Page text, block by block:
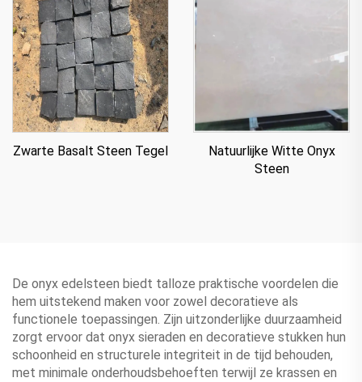
Zwarte Basalt Steen Tegel
Natuurlijke Witte Onyx
Steen
De onyx edelsteen biedt talloze praktische voordelen die
hem uitstekend maken voor zowel decoratieve als
functionele toepassingen. Zijn uitzonderlijke duurzaamheid
zorgt ervoor dat onyx sieraden en decoratieve stukken hun
schoonheid en structurele integriteit in de tijd behouden,
met minimale onderhoudsbehoeften terwijl ze krassen en